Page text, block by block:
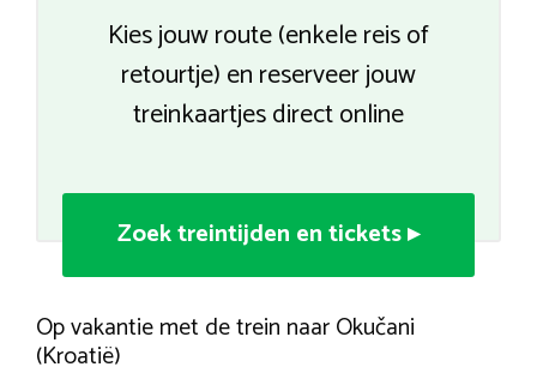
Kies jouw route (enkele reis of
retourtje) en reserveer jouw
treinkaartjes direct online
Zoek treintijden en tickets ▸
Op vakantie met de trein naar Okučani
(Kroatië)